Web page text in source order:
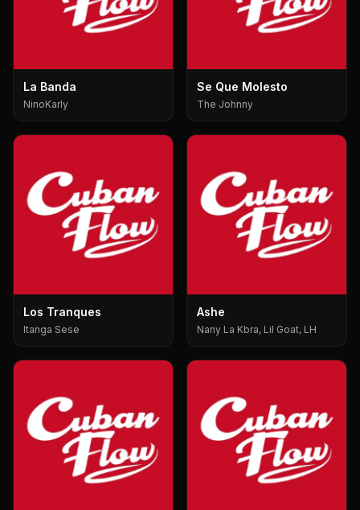
La Banda
NinoKarly
Se Que Molesto
The Johnny
Los Tranques
Itanga Sese
Ashe
Nany La Kbra, Lil Goat, LH